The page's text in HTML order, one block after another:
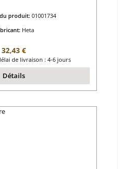
produit: 01001734
Heta
Prix régulier :
32,43 €
de livraison : 4-6 jours
Détails